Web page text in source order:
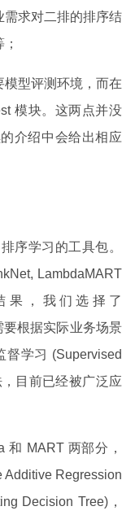
需求对二排的排序结
型评测环境，而在
模块。这两点并没
介绍中会给出相应
序学习的工具包。
LambdaMART
果，我们选择了
根据实际业务场景
学习 (Supervised
目前已经被广泛应
和 MART 两部分，
Additive Regression
Decision Tree)，